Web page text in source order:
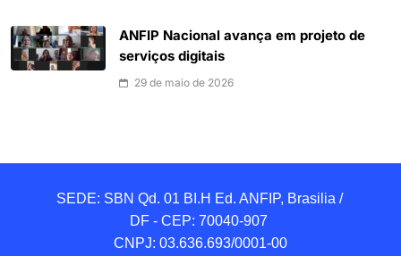
ANFIP Nacional avança em projeto de
serviços digitais
29 de maio de 2026
SEDE: SBN Qd. 01 BI.H Ed. ANFIP, Brasilia /
DF - CEP: 70040-907
CNPJ: 03.636.693/0001-00